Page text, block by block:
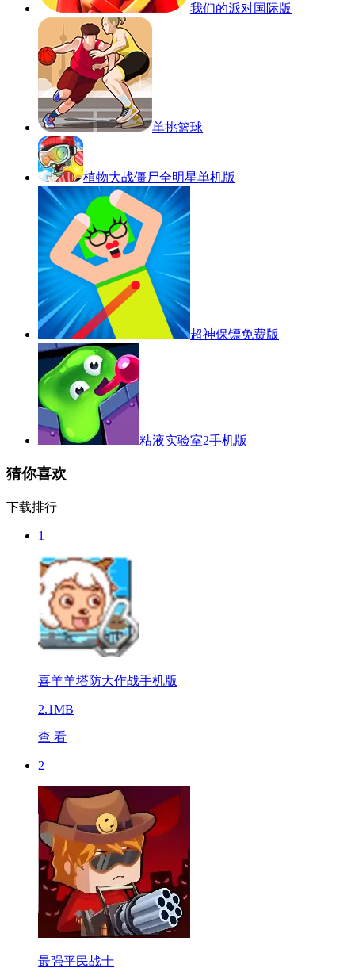
我们的派对国际版
单挑篮球
植物大战僵尸全明星单机版
超神保镖免费版
粘液实验室2手机版
猜你喜欢
下载排行
1
喜羊羊塔防大作战手机版
2.1MB
查 看
2
最强平民战士